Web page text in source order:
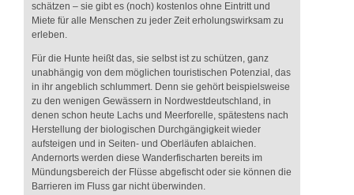
schätzen – sie gibt es (noch) kostenlos ohne Eintritt und
Miete für alle Menschen zu jeder Zeit erholungswirksam zu
erleben.
Für die Hunte heißt das, sie selbst ist zu schützen, ganz
unabhängig von dem möglichen touristischen Potenzial, das
in ihr angeblich schlummert. Denn sie gehört beispielsweise
zu den wenigen Gewässern in Nordwestdeutschland, in
denen schon heute Lachs und Meerforelle, spätestens nach
Herstellung der biologischen Durchgängigkeit wieder
aufsteigen und in Seiten- und Oberläufen ablaichen.
Andernorts werden diese Wanderfischarten bereits im
Mündungsbereich der Flüsse abgefischt oder sie können die
Barrieren im Fluss gar nicht überwinden.